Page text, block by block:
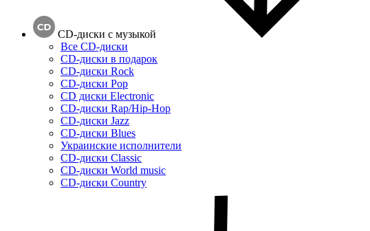
CD-диски с музыкой
Все CD-диски
CD-диски в подарок
CD-диски Rock
CD-диски Pop
CD диски Electronic
CD-диски Rap/Hip-Hop
CD-диски Jazz
CD-диски Blues
Украинские исполнители
CD-диски Classic
CD-диски World music
CD-диски Country